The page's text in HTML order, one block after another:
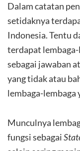
Dalam catatan
setidaknya
Indonesia. Tentu
terdapat
sebagai jawaban
yang tidak atau
lembaga-lembaga
Munculnya
fungsi sebagai